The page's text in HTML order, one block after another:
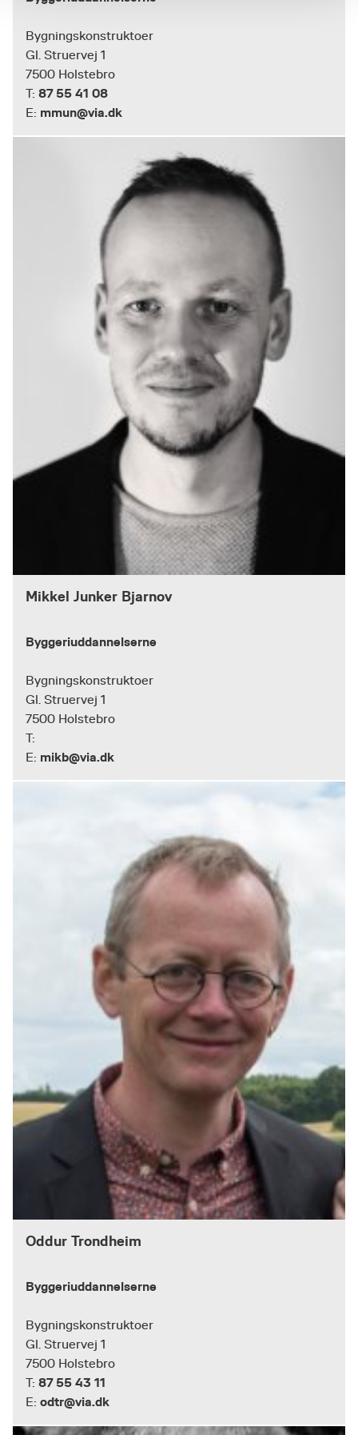
Bygningskonstruktoer
Gl. Struervej 1
7500 Holstebro
T: 87 55 41 08
E: mmun@via.dk
Mikkel Junker Bjarnov
Byggeriuddannelserne
Bygningskonstruktoer
Gl. Struervej 1
7500 Holstebro
T:
E: mikb@via.dk
Oddur Trondheim
Byggeriuddannelserne
Bygningskonstruktoer
Gl. Struervej 1
7500 Holstebro
T: 87 55 43 11
E: odtr@via.dk